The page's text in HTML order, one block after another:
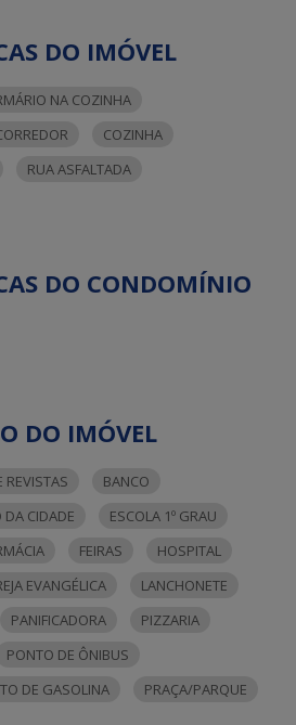
DO IMÓVEL
NA COZINHA
COZINHA
RUA ASFALTADA
DO CONDOMÍNIO
DO IMÓVEL
REVISTAS
BANCO
DA CIDADE
ESCOLA 1º GRAU
FEIRAS
HOSPITAL
EVANGÉLICA
LANCHONETE
PANIFICADORA
PIZZARIA
PONTO DE ÔNIBUS
DE GASOLINA
PRAÇA/PARQUE